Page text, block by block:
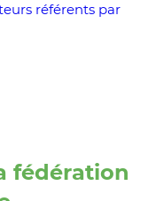
référents par
fédération